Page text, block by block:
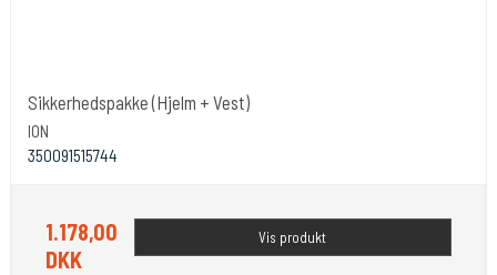
Sikkerhedspakke (Hjelm + Vest)
ION
350091515744
1.178,00
DKK
Vis produkt